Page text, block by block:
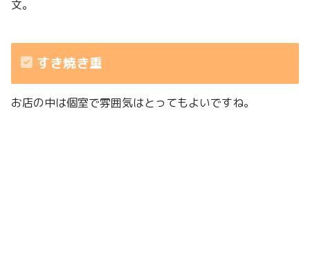
文。
すき焼き重
お店の中は個室で雰囲気はとってもよいですね。